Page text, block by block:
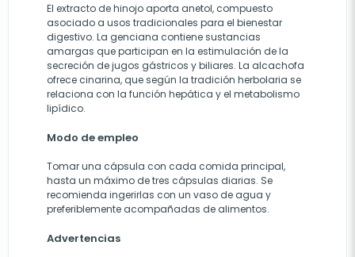
El extracto de hinojo aporta anetol, compuesto
asociado a usos tradicionales para el bienestar
digestivo. La genciana contiene sustancias
amargas que participan en la estimulación de la
secreción de jugos gástricos y biliares. La alcachofa
ofrece cinarina, que según la tradición herbolaria se
relaciona con la función hepática y el metabolismo
lipídico.
Modo de empleo
Tomar una cápsula con cada comida principal,
hasta un máximo de tres cápsulas diarias. Se
recomienda ingerirlas con un vaso de agua y
preferiblemente acompañadas de alimentos.
Advertencias